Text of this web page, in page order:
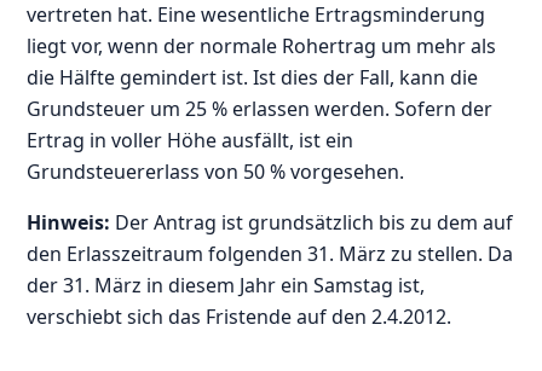
vertreten hat. Eine wesentliche Ertragsminderung
liegt vor, wenn der normale Rohertrag um mehr als
die Hälfte gemindert ist. Ist dies der Fall, kann die
Grundsteuer um 25 % erlassen werden. Sofern der
Ertrag in voller Höhe ausfällt, ist ein
Grundsteuererlass von 50 % vorgesehen.
Hinweis: Der Antrag ist grundsätzlich bis zu dem auf
den Erlasszeitraum folgenden 31. März zu stellen. Da
der 31. März in diesem Jahr ein Samstag ist,
verschiebt sich das Fristende auf den 2.4.2012.